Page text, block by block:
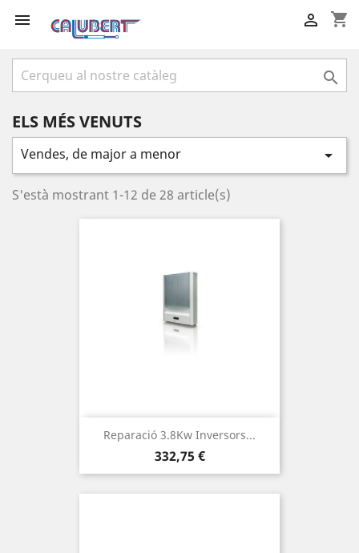
 shopping_cart


ELS MÉS VENUTS
Vendes, de major a menor 
S'està mostrant 1-12 de 28 article(s)
Reparació 3.8Kw Inversors...
Preu
332,75 €